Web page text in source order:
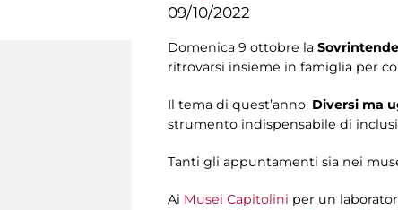
09/10/2022
Domenica 9 ottobre la
ritrovarsi insieme in famiglia per
Il tema di quest’anno, Diversi ma
strumento indispensabile di
Tanti gli appuntamenti sia nei
Ai Musei Capitolini per un